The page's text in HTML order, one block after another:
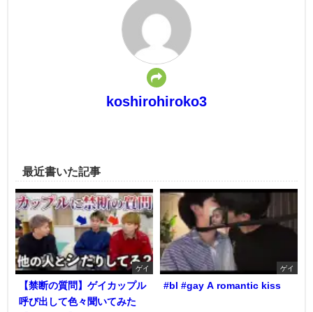
koshirohiroko3
最近書いた記事
ゲイ
【禁断の質問】ゲイカップル
呼び出して色々聞いてみた
ゲイ
#bl #gay A romantic kiss